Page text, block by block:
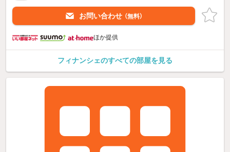
お問い合わせ （無料）
ほか提供
フィナンシェのすべての部屋を見る